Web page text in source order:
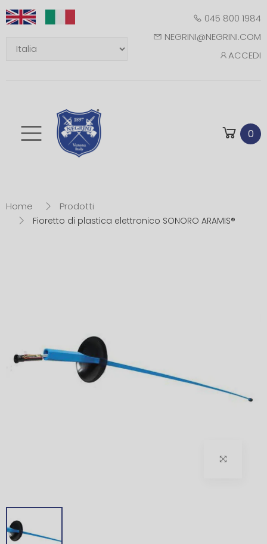
045 800 1984
NEGRINI@NEGRINI.COM
ACCEDI
Toggle mobile 0
Home Prodotti
Fioretto di plastica elettronico SONORO ARAMIS®